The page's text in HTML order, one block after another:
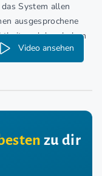
System allen
ausgesprochene
und dem hohen
Video ansehen
zu dir